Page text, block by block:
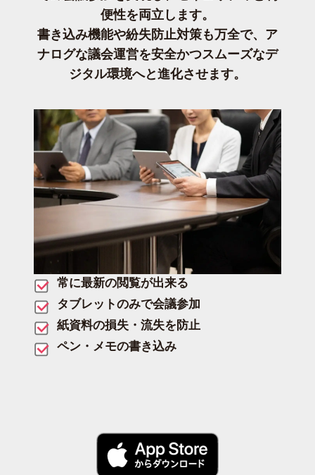
便性を両立します。
書き込み機能や紛失防止対策も万全で、ア
ナログな議会運営を安全かつスムーズなデ
ジタル環境へと進化させます。
常に最新の閲覧が出来る
タブレットのみで会議参加
紙資料の損失・流失を防止
ペン・メモの書き込み